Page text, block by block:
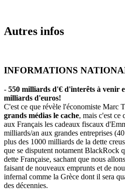
Autres infos
INFORMATIONS
- 550 milliards d'€ d'interêts à venir
milliards d'euros!
C'est ce que révèle l'économiste Marc
grands médias le cache, mais c'est ce
aux Français les cadeaux fiscaux
milliards/an aux grandes entreprises
plus des 1000 milliards de la dette
que se disputent notament BlackRock
dette Française, sachant que nous
faisant de nouveaux emprunts et de
infernal comme la Grèce dont il sera
des décennies.